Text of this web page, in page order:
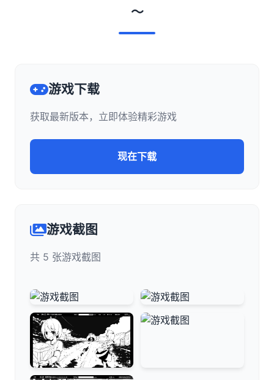
～
游戏下载
获取最新版本，立即体验精彩游戏
现在下载
游戏截图
共 5 张游戏截图